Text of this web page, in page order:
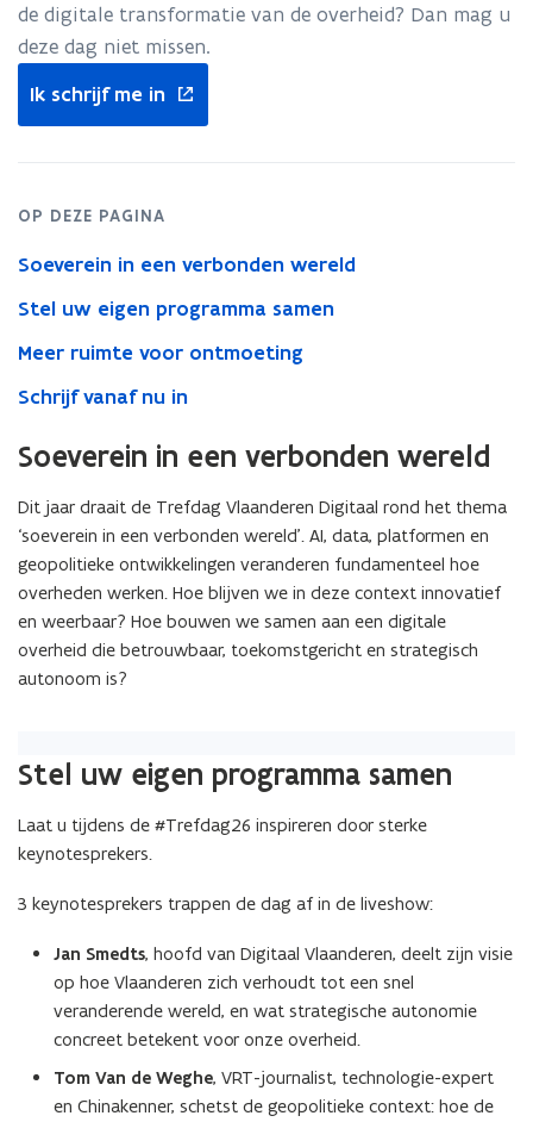
voor
Trefdag
Vlaanderen
Digitaal
de digitale transformatie van de overheid? Dan mag u
deze dag niet missen.
Ik schrijf me in
nieuw
OP DEZE PAGINA
Soeverein in een verbonden wereld
Stel uw eigen programma samen
Meer ruimte voor ontmoeting
Schrijf vanaf nu in
Soeverein in een verbonden wereld
Dit jaar draait de Trefdag Vlaanderen Digitaal rond het thema
‘soeverein in een verbonden wereld’. AI, data, platformen en
geopolitieke ontwikkelingen veranderen fundamenteel hoe
overheden werken. Hoe blijven we in deze context innovatief
en weerbaar? Hoe bouwen we samen aan een digitale
overheid die betrouwbaar, toekomstgericht en strategisch
autonoom is?
Stel uw eigen programma samen
Laat u tijdens de #Trefdag26 inspireren door sterke
keynotesprekers.
3 keynotesprekers trappen de dag af in de liveshow:
Jan Smedts, hoofd van Digitaal Vlaanderen, deelt zijn visie
op hoe Vlaanderen zich verhoudt tot een snel
veranderende wereld, en wat strategische autonomie
concreet betekent voor onze overheid.
Tom Van de Weghe, VRT-journalist, technologie-expert
en Chinakenner, schetst de geopolitieke context: hoe de